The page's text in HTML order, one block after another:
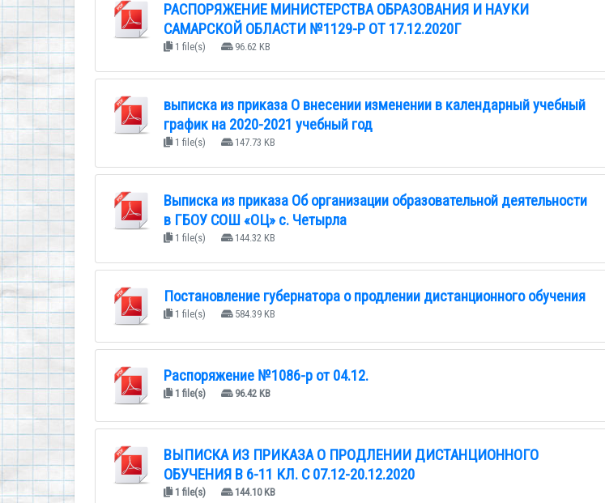
РАСПОРЯЖЕНИЕ МИНИСТЕРСТВА ОБРАЗОВАНИЯ И НАУКИ
САМАРСКОЙ ОБЛАСТИ №1129-Р ОТ 17.12.2020Г
1 file(s) 96.62 KB
выписка из приказа О внесении изменении в календарный учебный
график на 2020-2021 учебный год
1 file(s) 147.73 KB
Выписка из приказа Об организации образовательной деятельности
в ГБОУ СОШ «ОЦ» с. Четырла
1 file(s) 144.32 KB
Постановление губернатора о продлении дистанционного обучения
1 file(s) 584.39 KB
Распоряжение №1086-р от 04.12.
1 file(s) 96.42 KB
ВЫПИСКА ИЗ ПРИКАЗА О ПРОДЛЕНИИ ДИСТАНЦИОННОГО
ОБУЧЕНИЯ В 6-11 КЛ. С 07.12-20.12.2020
1 file(s) 144.10 KB